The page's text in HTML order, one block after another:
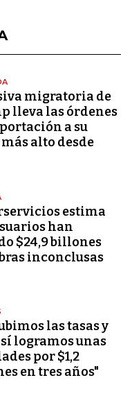
migratoria de
lleva las órdenes
a su
alto desde
estima
han
$24,9 billones
inconclusas
las tasas y
logramos unas
por $1,2
en tres años"